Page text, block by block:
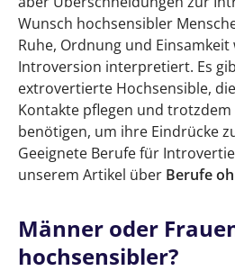
Wunsch hochsensibler
Ruhe, Ordnung und
Introversion interpretiert. Es
extrovertierte Hochsensible,
Kontakte pflegen und trotzdem
benötigen, um ihre Eindrücke
Geeignete Berufe für
unserem Artikel über Berufe
Männer oder
hochsensibler?